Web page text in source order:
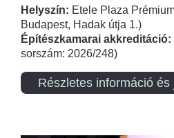
Helyszín: Etele Plaza
Budapest, Hadak útja 1.)
Építészkamarai akkreditáció:
sorszám: 2026/248)
Részletes információ és